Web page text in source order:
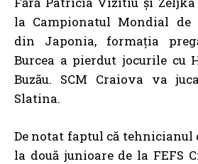
la Campionatul Mondial
din Japonia, formația
Burcea a pierdut jocurile cu
Buzău. SCM Craiova va
Slatina.
De notat faptul că tehnicianul
la două junioare de la FEFS